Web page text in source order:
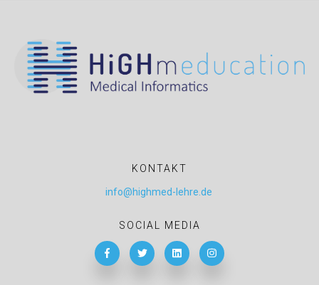
KONTAKT
info@highmed-lehre.de
SOCIAL MEDIA